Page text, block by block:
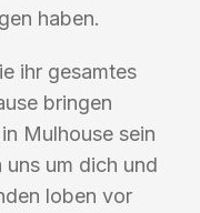
haben.
ihr gesamtes
bringen
Mulhouse sein
um dich und
loben vor